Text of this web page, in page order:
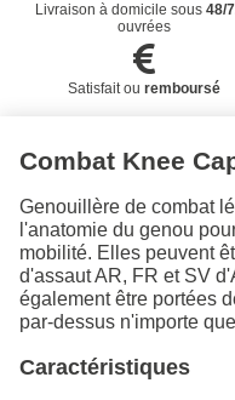
Livraison à domicile sous48/
ouvrées
Satisfait ou remboursé
Combat Knee
Genouillère de combat
l'anatomie du genou
mobilité. Elles peuvent
d'assaut AR, FR et SV
également être portées
par-dessus n'importe
Caractéristiques